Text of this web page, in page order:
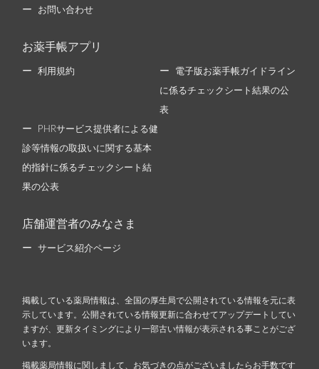
お問い合わせ
お薬手帳アプリ
利用規約 電子版お薬手帳ガイドライン
に係るチェックシート結果の公
表
PHRサービス提供者による健
診等情報の取扱いに関する基本
的指針に係るチェックシート結
果の公表
店舗運営者のみなさま
サービス紹介ページ
掲載している薬局情報は、全国の厚生局で公開されている情報を元に表
示しています。公開されている情報更新に合わせてアップデートしてい
ますが、更新タイミングにより一部古い情報が表示される事ことがござ
います。
掲載薬局情報に関しまして、お気づきの点がございましたらお手数です